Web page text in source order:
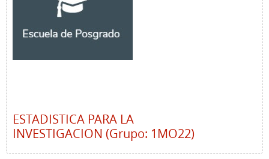
ESTADISTICA PARA LA
INVESTIGACION (Grupo: 1MO22)